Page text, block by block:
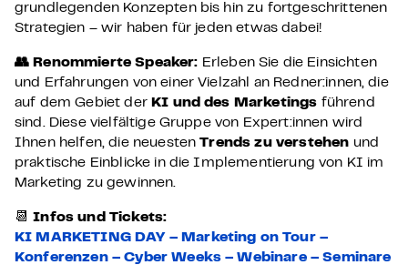
grundlegenden Konzepten bis hin zu fortgeschrittenen
Strategien – wir haben für jeden etwas dabei!
👥 Renommierte Speaker: Erleben Sie die Einsichten
und Erfahrungen von einer Vielzahl an Redner:innen, die
auf dem Gebiet der KI und des Marketings führend
sind. Diese vielfältige Gruppe von Expert:innen wird
Ihnen helfen, die neuestenTrends zu verstehen und
praktische Einblicke in die Implementierung von KI im
Marketing zu gewinnen.
📆Infos und Tickets:
KI MARKETING DAY – Marketing on Tour –
Konferenzen – Cyber Weeks – Webinare – Seminare